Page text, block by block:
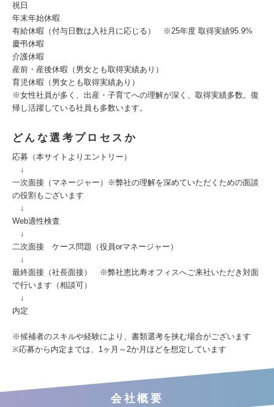
祝日
年末年始休暇
有給休暇（付与日数は入社月に応じる） ※25年度 取得実績95.9%
慶弔休暇
介護休暇
産前・産後休暇（男女とも取得実績あり）
育児休暇（男女とも取得実績あり）
※女性社員が多く、出産・子育てへの理解が深く、取得実績多数。復
帰し活躍している社員も多数います。
どんな選考プロセスか
応募（本サイトよりエントリー）
↓
一次面接（マネージャー）※弊社の理解を深めていただくための面談
の役割もございます
↓
Web適性検査
↓
二次面接 ケース問題（役員orマネージャー）
↓
最終面接（社長面接） ※弊社恵比寿オフィスへご来社いただき対面
で行います（相談可）
↓
内定
※候補者のスキルや経験により、書類選考を挟む場合がございます
※応募から内定までは、1ヶ月～2か月ほどを想定しています
会社概要